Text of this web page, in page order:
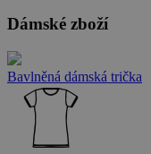
Dámské zboží
Bavlněná dámská trička